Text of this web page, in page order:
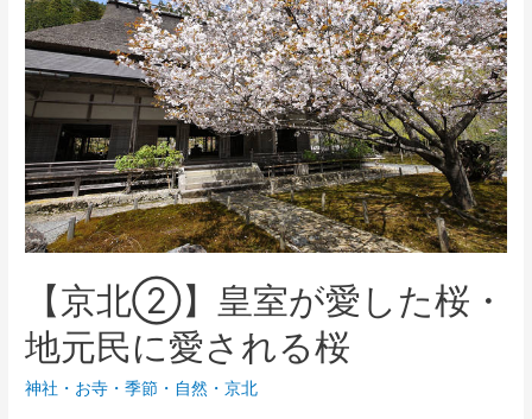
【京北②】皇室が愛した桜・
地元民に愛される桜
神社・お寺 ・季節 ・ 自然 ・京北